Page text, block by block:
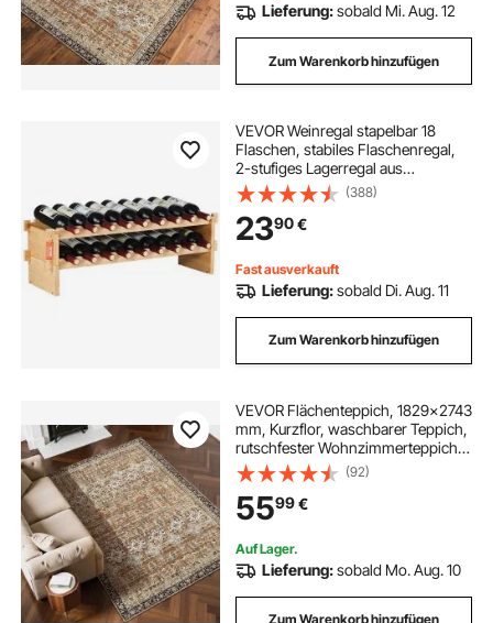
Lieferung:sobald Mi. Aug. 12
Zum Warenkorb hinzufügen
VEVOR Weinregal stapelbar 18
Flaschen, stabiles Flaschenregal,
2-stufiges Lagerregal aus
massivem Bambusholz,
freistehendes Weinregal,
wackelfreie Regale für Küche, Bar
(388)
2390€
Fast ausverkauft
Lieferung:sobald Di. Aug. 11
Zum Warenkorb hinzufügen
VEVOR Flächenteppich, 1829x2743
mm, Kurzflor, waschbarer Teppich,
rutschfester Wohnzimmerteppich
im Vintage-Stil, Innenmatte für
Schlafzimmer, Wohnzimmer,
Kinderzimmer, Eingangsbereich,
Braungrün
(92)
5599€
Auf Lager.
Lieferung:sobald Mo. Aug. 10
Zum Warenkorb hinzufügen